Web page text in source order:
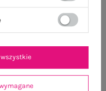
koronką